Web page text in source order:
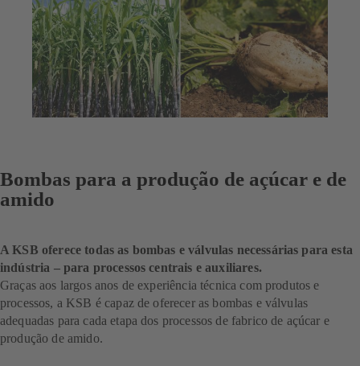
Bombas para a produção de açúcar e de
amido
A KSB oferece todas as bombas e válvulas necessárias para esta
indústria – para processos centrais e auxiliares.
Graças aos largos anos de experiência técnica com produtos e
processos, a KSB é capaz de oferecer as bombas e válvulas
adequadas para cada etapa dos processos de fabrico de açúcar e
produção de amido.